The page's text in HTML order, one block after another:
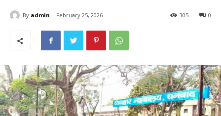
By admin February 25, 2026 0
305